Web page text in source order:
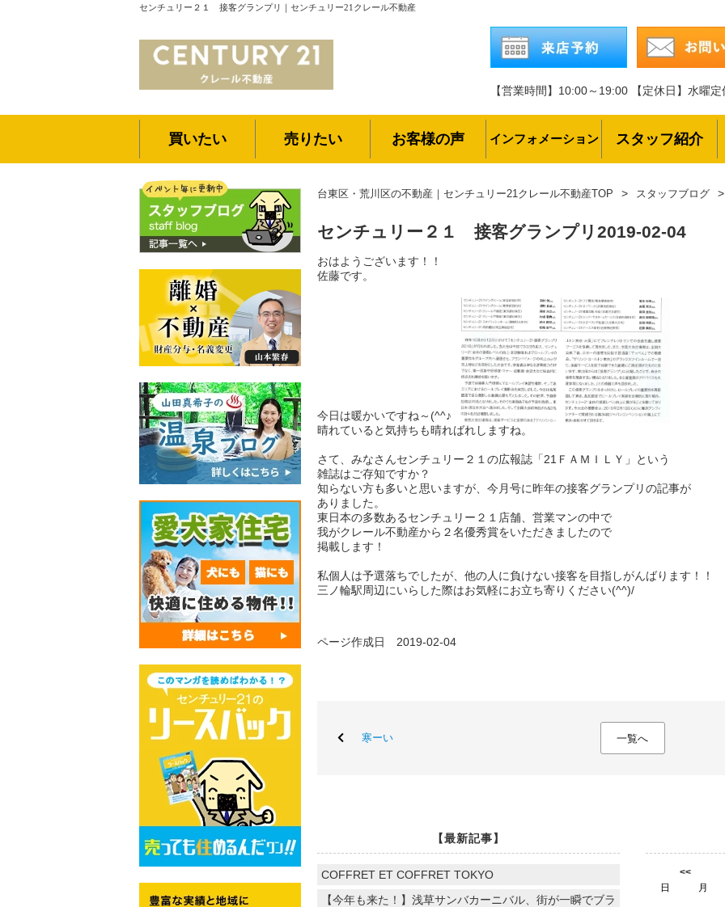
センチュリー２１ 接客グランプリ｜センチュリー21クレール不動産
【営業時間】10:00～19:00 【定休日】水曜定
買いたい 売りたい お客様の声 インフォメーション スタッフ紹介
台東区・荒川区の不動産｜センチュリー21クレール不動産TOP スタッフブログ
センチュリー２１ 接客グランプリ 2019-02-04
おはようございます！！
佐藤です。
今日は暖かいですね～(^^♪
晴れていると気持ちも晴ればれしますね。
さて、みなさんセンチュリー２１の広報誌「21ＦＡＭＩＬＹ」という
雑誌はご存知ですか？
知らない方も多いと思いますが、今月号に昨年の接客グランプリの記事が
ありました。
東日本の多数あるセンチュリー２１店舗、営業マンの中で
我がクレール不動産から２名優秀賞をいただきましたので
掲載します！
私個人は予選落ちでしたが、他の人に負けない接客を目指しがんばります！！
三ノ輪駅周辺にいらした際はお気軽にお立ち寄りください(^^)/
ページ作成日 2019-02-04
寒ーい 一覧へ
【最新記事】
COFFRET ET COFFRET TOKYO
【今年も来た！】浅草サンバカーニバル、街が一瞬でブラ
<<
日
月